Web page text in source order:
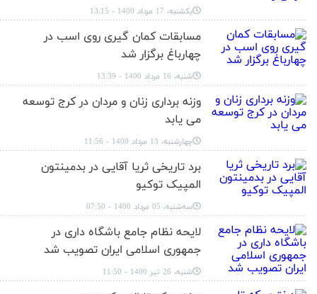
یکشنبه، 17 مرداد 1400 - 13:15
مسابقات کمان گیری روی اسب در
چهارباغ برگزار شد
شنبه، 16 مرداد 1400 - 13:39
وزنه برداری زنان و مردان در کرج توسعه
می یابد
چهارشنبه، 13 مرداد 1400 - 11:56
برد تاریخی ثریا آقایی در بدمینتون
المپیک توکیو
سه‌شنبه، 05 مرداد 1400 - 07:50
لایحه نظام جامع باشگاه داری در
جمهوری اسلامی ایران تصویب شد
شنبه، 26 تیر 1400 - 11:50